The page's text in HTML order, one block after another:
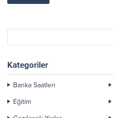
Kategoriler
Banka Saatleri
Eğitim